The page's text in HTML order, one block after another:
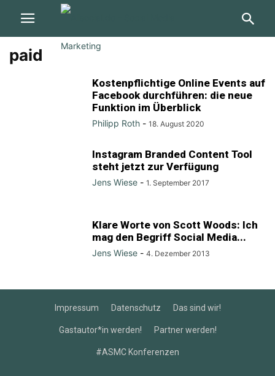
paid
Kostenpflichtige Online Events auf
Facebook durchführen: die neue
Funktion im Überblick
Philipp Roth - 18. August 2020
Instagram Branded Content Tool
steht jetzt zur Verfügung
Jens Wiese - 1. September 2017
Klare Worte von Scott Woods: Ich
mag den Begriff Social Media...
Jens Wiese - 4. Dezember 2013
Impressum Datenschutz Das sind wir!
Gastautor*in werden! Partner werden!
#ASMC Konferenzen